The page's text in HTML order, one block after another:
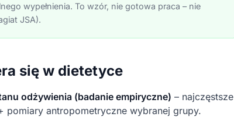
wypełnienia. To wzór, nie gotowa praca – nie
JSA).
się w dietetyce
odżywienia (badanie empiryczne) –
pomiary antropometryczne wybranej grupy.